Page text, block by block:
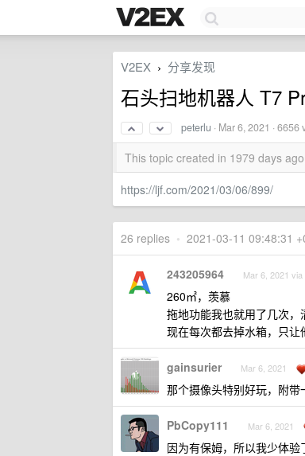
V2EX › 分享发现
石头扫地机器人 T7
peterlu · Mar 6, 2021 · 6656
This topic created in 1979 days
https://ljf.com/2021/03/06/899/
26 replies • 2021-03-11 09:48:31
243205964 Mar 6, 2021 via
260㎡，羡慕
拖地功能我也就用了几次，
现在每次都去掉水箱，只让
gainsurier Mar 6, 2021
那个摄像头特别好玩，附
PbCopy111 Mar 6, 2021
因为有保姆，所以我少体